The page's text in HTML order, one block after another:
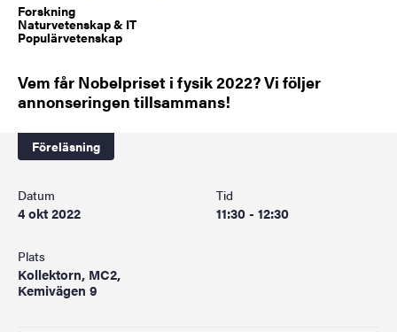
Forskning
Naturvetenskap & IT
Populärvetenskap
Vem får Nobelpriset i fysik 2022? Vi följer
annonseringen tillsammans!
Föreläsning
Datum
4 okt 2022
Tid
11:30 - 12:30
Plats
Kollektorn, MC2,
Kemivägen 9